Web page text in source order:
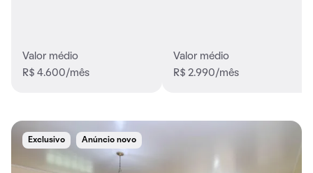
Valor médio
R$ 4.600/mês
Valor médio
R$ 2.990/mês
Exclusivo Anúncio novo